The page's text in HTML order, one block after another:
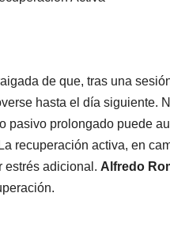
de que, tras una
hasta el día siguiente.
pasivo prolongado puede
recuperación activa, en
estrés adicional. Alfredo